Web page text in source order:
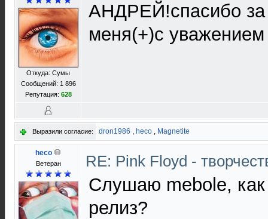
Откуда: Сумы
Сообщений: 1 896
Репутация: 628
АНДРЕЙ!спасибо за
меня(+)с
Выразили согласие: dron1986 , heco , Magnetite
heco
Ветеран RE: Pink Floyd -
Слушаю mebole, как
релиз?